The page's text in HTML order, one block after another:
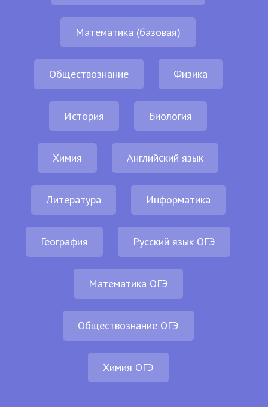
Математика (базовая)
Обществознание Физика
История Биология
Химия Английский язык
Литература Информатика
География Русский язык ОГЭ
Математика ОГЭ
Обществознание ОГЭ
Химия ОГЭ